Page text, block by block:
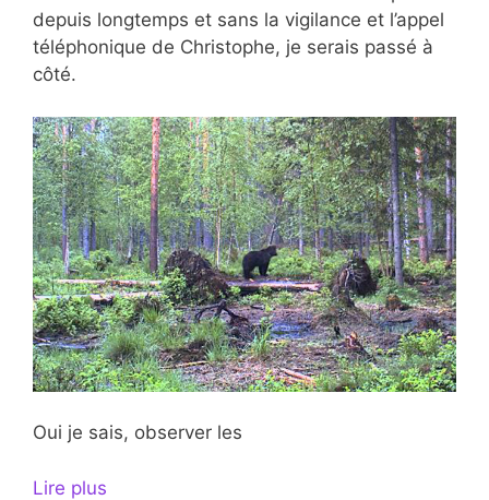
depuis longtemps et sans la vigilance et l’appel
téléphonique de Christophe, je serais passé à
côté.
Oui je sais, observer les
Lire plus